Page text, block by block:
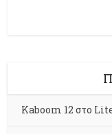
Kaboom 12 στο